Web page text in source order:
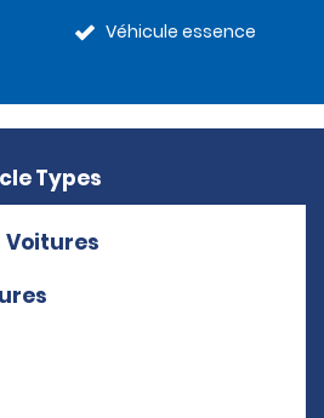
Véhicule essence
Types
Voitures